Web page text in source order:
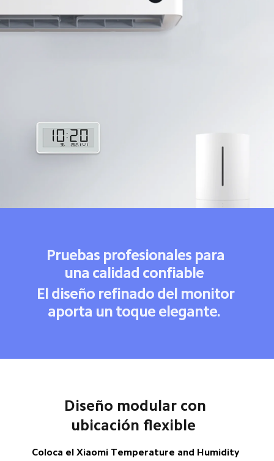
Pruebas profesionales para
una calidad confiable
El diseño refinado del monitor
aporta un toque elegante.
Diseño modular con
ubicación flexible
Coloca el Xiaomi Temperature and Humidity